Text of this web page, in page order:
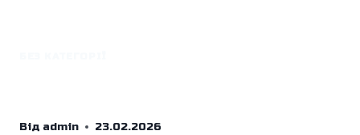
Від admin 23.02.2026